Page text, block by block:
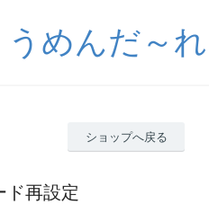
めんだ～れ
ショップへ戻る
ド再設定